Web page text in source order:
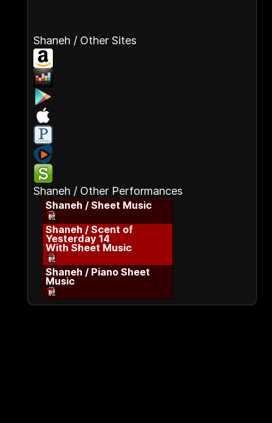
Shaneh / Other Sites
Shaneh / Other Performances
Shaneh / Sheet Music
Shaneh / Scent of
Yesterday 14
With Sheet Music
Shaneh / Piano Sheet
Music